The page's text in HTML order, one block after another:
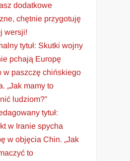
dodatkowe
chętnie przygotuję
wersji!
tytuł: Skutki wojny
pchają Europę
w paszczę chińskiego
„Jak mamy to
ludziom?”
tytuł:
w Iranie spycha
w objęcia Chin. „Jak
to